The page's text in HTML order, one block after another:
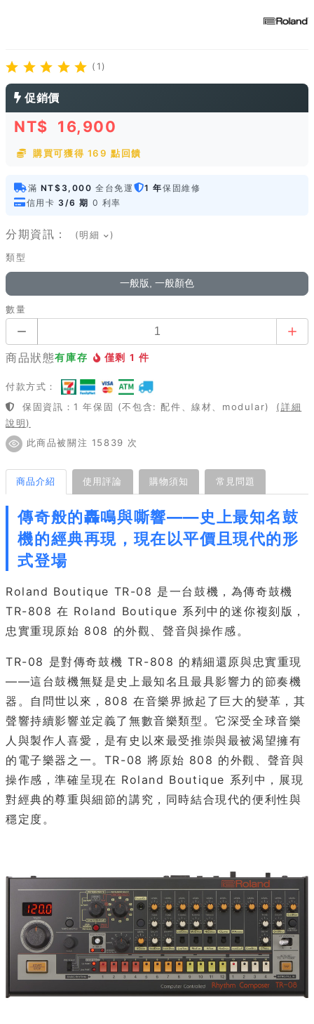
(1)
促銷價
NT$ 16,900
購買可獲得 169 點回饋
滿 NT$3,000 全台免運 1 年保固維修
信用卡 3/6 期 0 利率
分期資訊： (明細 )
類型
一般版, 一般顏色
數量
商品狀態有庫存 僅剩 1 件
付款方式：
保固資訊：1 年保固 (不包含: 配件、線材、modular)
(詳細
說明)
此商品被關注 15839 次
商品介紹 使用評論 購物須知 常見問題
傳奇般的轟鳴與嘶響——史上最知名鼓
機的經典再現，現在以平價且現代的形
式登場
Roland Boutique TR-08 是一台鼓機，為傳奇鼓機
TR-808 在 Roland Boutique 系列中的迷你複刻版，
忠實重現原始 808 的外觀、聲音與操作感。
TR-08 是對傳奇鼓機 TR-808 的精細還原與忠實重現
——這台鼓機無疑是史上最知名且最具影響力的節奏機
器。自問世以來，808 在音樂界掀起了巨大的變革，其
聲響持續影響並定義了無數音樂類型。它深受全球音樂
人與製作人喜愛，是有史以來最受推崇與最被渴望擁有
的電子樂器之一。TR-08 將原始 808 的外觀、聲音與
操作感，準確呈現在 Roland Boutique 系列中，展現
對經典的尊重與細節的講究，同時結合現代的便利性與
穩定度。